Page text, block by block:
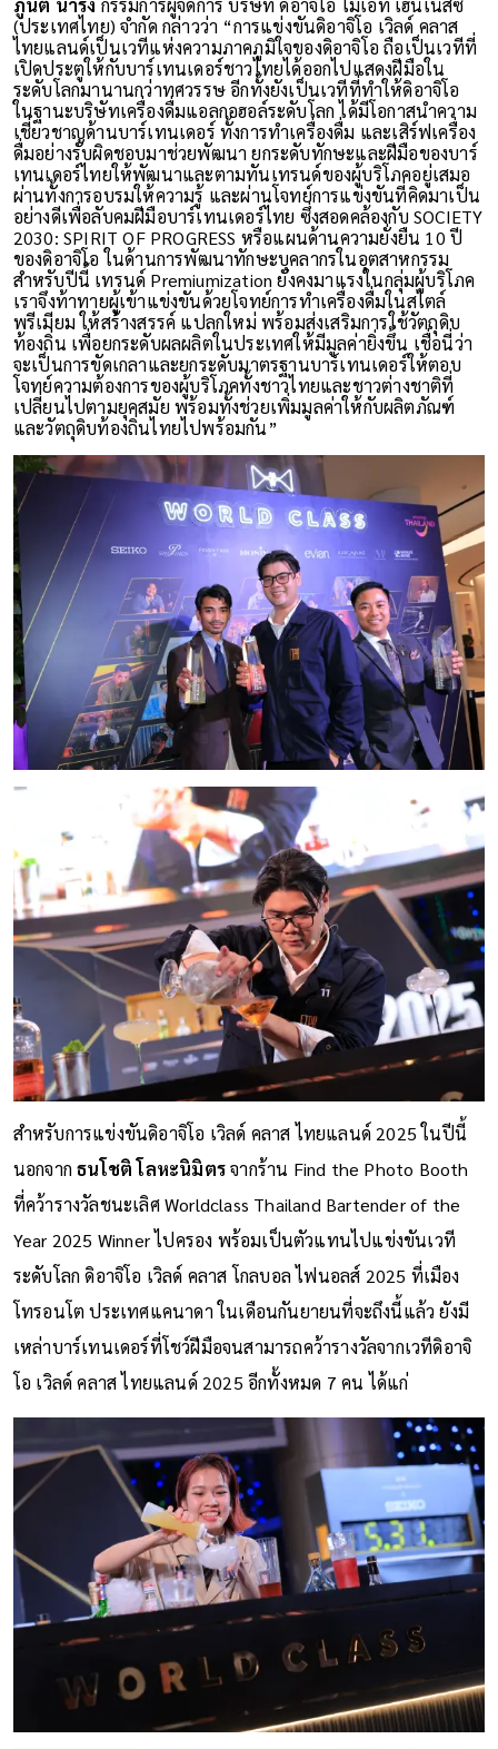
ภูนีต นารัง กรรมการผู้จัดการ บริษัท ดิอาจิโอ โมเอ็ท เฮนเนสซี่
(ประเทศไทย) จำกัด กล่าวว่า “การแข่งขันดิอาจิโอ เวิลด์ คลาส
ไทยแลนด์เป็นเวทีแห่งความภาคภูมิใจของดิอาจิโอ ถือเป็นเวทีที่
เปิดประตูให้กับบาร์เทนเดอร์ชาวไทยได้ออกไปแสดงฝีมือใน
ระดับโลกมานานกว่าทศวรรษ อีกทั้งยังเป็นเวทีที่ทำให้ดิอาจิโอ
ในฐานะบริษัทเครื่องดื่มแอลกอฮอล์ระดับโลก ได้มีโอกาสนำความ
เชี่ยวชาญด้านบาร์เทนเดอร์ ทั้งการทำเครื่องดื่ม และเสิร์ฟเครื่อง
ดื่มอย่างรับผิดชอบมาช่วยพัฒนา ยกระดับทักษะและฝีมือของบาร์
เทนเดอร์ไทยให้พัฒนาและตามทันเทรนด์ของผู้บริโภคอยู่เสมอ
ผ่านทั้งการอบรมให้ความรู้ และผ่านโจทย์การแข่งขันที่คิดมาเป็น
อย่างดีเพื่อลับคมฝีมือบาร์เทนเดอร์ไทย ซึ่งสอดคล้องกับ SOCIETY
2030: SPIRIT OF PROGRESS หรือแผนด้านความยั่งยืน 10 ปี
ของดิอาจิโอ ในด้านการพัฒนาทักษะบุคลากรในอุตสาหกรรม
สำหรับปีนี้ เทรนด์ Premiumization ยังคงมาแรงในกลุ่มผู้บริโภค
เราจึงท้าทายผู้เข้าแข่งขันด้วยโจทย์การทำเครื่องดื่มในสไตล์
พรีเมียม ให้สร้างสรรค์ แปลกใหม่ พร้อมส่งเสริมการใช้วัตถุดิบ
ท้องถิ่น เพื่อยกระดับผลผลิตในประเทศให้มีมูลค่ายิ่งขึ้น เชื่อนี่ว่า
จะเป็นการขัดเกลาและยกระดับมาตรฐานบาร์เทนเดอร์ให้ตอบ
โจทย์ความต้องการของผู้บริโภคทั้งชาวไทยและชาวต่างชาติที่
เปลี่ยนไปตามยุคสมัย พร้อมทั้งช่วยเพิ่มมูลค่าให้กับผลิตภัณฑ์
และวัตถุดิบท้องถิ่นไทยไปพร้อมกัน”
สำหรับการแข่งขันดิอาจิโอ เวิลด์ คลาส ไทยแลนด์ 2025 ในปีนี้
นอกจากธนโชติ โลหะนิมิตรจากร้าน Find the Photo Booth
ที่คว้ารางวัลชนะเลิศ Worldclass Thailand Bartender of the
Year 2025 Winner ไปครอง พร้อมเป็นตัวแทนไปแข่งขันเวที
ระดับโลก ดิอาจิโอ เวิลด์ คลาส โกลบอล ไฟนอลส์ 2025 ที่เมือง
โทรอนโต ประเทศแคนาดา ในเดือนกันยายนที่จะถึงนี้แล้ว ยังมี
เหล่าบาร์เทนเดอร์ที่โชว์ฝีมือจนสามารถคว้ารางวัลจากเวทีดิอาจิ
โอ เวิลด์ คลาส ไทยแลนด์ 2025 อีกทั้งหมด 7 คน ได้แก่